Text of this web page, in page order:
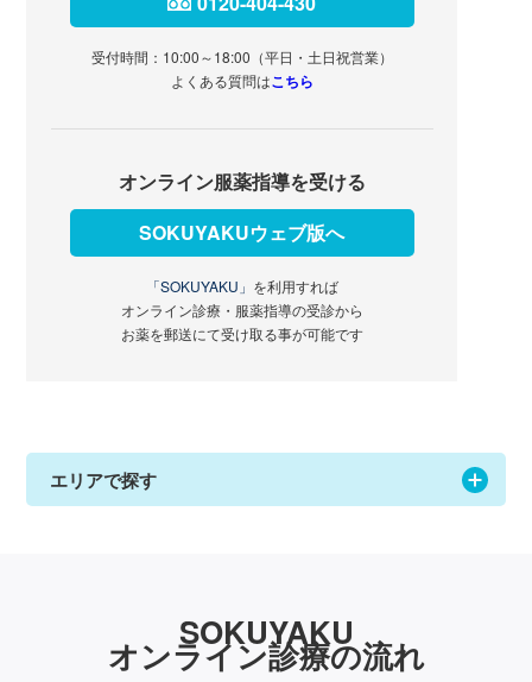
受付時間：10:00～18:00（平日・土日祝営業）
よくある質問はこちら
オンライン服薬指導を受ける
SOKUYAKUウェブ版へ
「SOKUYAKU」 を利用すれば
オンライン診療・服薬指導の受診から
お薬を郵送にて受け取る事が可能です
エリアで探す
SOKUYAKU
オンライン診療の流れ